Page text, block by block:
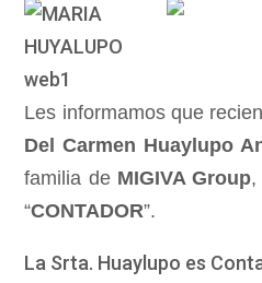
Les informamos que
Del Carmen Huaylupo
familia de MIGIVA Group,
“CONTADOR”.
La Srta. Huaylupo es